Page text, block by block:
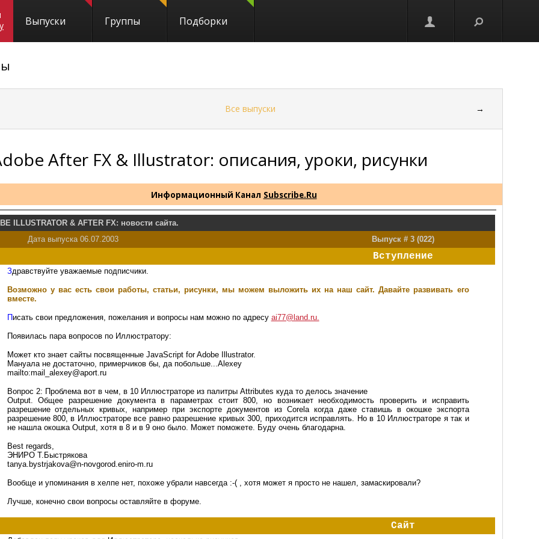
Выпуски Группы Подборки
Все выпуски →
After FX & Illustrator: описания, уроки, рисунки
Информационный Канал Subscribe.Ru
ILLUSTRATOR & AFTER FX: новости сайта.
Дата выпуска 06.07.2003
Выпуск # 3 (022)
Вступление
Здравствуйте уважаемые подписчики.
Возможно у вас есть свои работы, статьи, рисунки, мы можем выложить их на наш сайт. Давайте развивать его
вместе.
Писать свои предложения, пожелания и вопросы нам можно по адресу ai77@land.ru.
Появилась пара вопросов по Иллюстратору:
Может кто знает сайты посвященные JavaScript for Adobe Illustrator.
Мануала не достаточно, примерчиков бы, да побольше...Alexey
mailto:mail_alexey@aport.ru
Вопрос 2: Проблема вот в чем, в 10 Иллюстраторе из палитры Attributes куда то делось значение
Output. Общее разрешение документа в параметрах стоит 800, но возникает необходимость проверить и исправить
разрешение отдельных кривых, например при экспорте документов из Corela когда даже ставишь в окошке экспорта
разрешение 800, в Иллюстраторе все равно разрешение кривых 300, приходится исправлять. Но в 10 Иллюстраторе я так и
не нашла окошка Output, хотя в 8 и в 9 оно было. Может поможете. Буду очень благодарна.
Best regards,
ЭНИРО Т.Быстрякова
tanya.bystrjakova@n-novgorod.eniro-m.ru
Вообще и упоминания в хелпе нет, похоже убрали навсегда :-( , хотя может я просто не нашел, замаскировали?
Лучше, конечно свои вопросы оставляйте в форуме.
Сайт